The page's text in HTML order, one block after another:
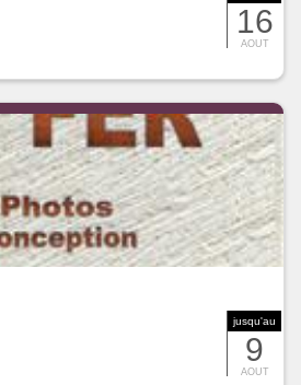
16
AOUT
jusqu'au
9
AOUT